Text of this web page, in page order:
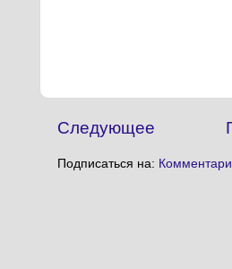
Следующее
Подписаться на: